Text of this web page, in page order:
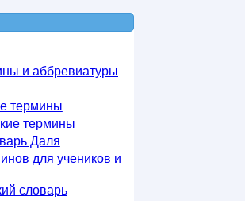
и аббревиатуры
термины
термины
Даля
для учеников и
словарь